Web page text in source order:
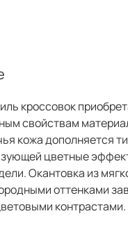
кроссовок
свойствам
кожа дополняется
цветные
Окантовка из
оттенками
контрастами.